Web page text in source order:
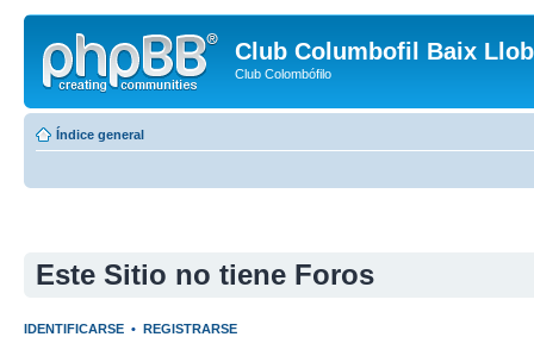
Club Columbofil Baix
Club Colombófilo
Índice general
Este Sitio no tiene Foros
IDENTIFICARSE • REGISTRARSE